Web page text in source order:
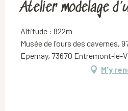
Atelier modelage
Altitude : 822m
Musée de l'ours des cavernes,
Epernay, 73670 Entremont-le-
M'y